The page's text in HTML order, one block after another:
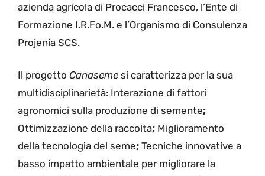
azienda agricola di Procacci Francesco, l’Ente di
Formazione I.R.Fo.M. e l’Organismo di Consulenza
Projenia SCS.
Il progetto Canaseme si caratterizza per la sua
multidisciplinarietà: Interazione di fattori
agronomici sulla produzione di semente;
Ottimizzazione della raccolta; Miglioramento
della tecnologia del seme; Tecniche innovative a
basso impatto ambientale per migliorare la